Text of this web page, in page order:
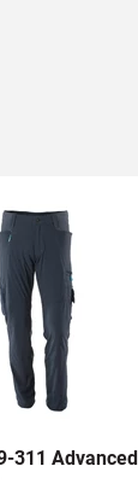
311 Advanced